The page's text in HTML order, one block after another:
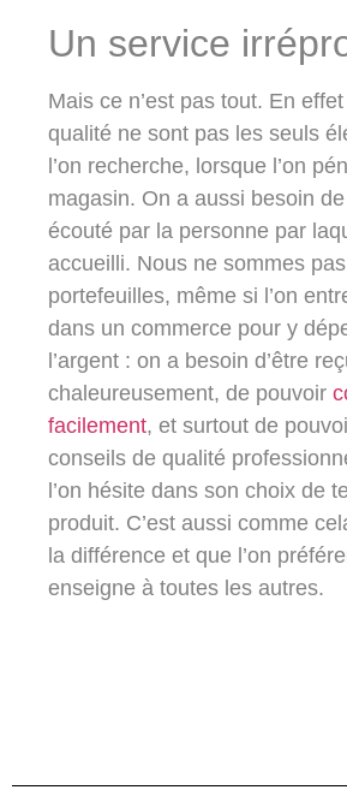
Un service
Mais ce n’est pas tout. En
qualité ne sont pas les seuls
l’on recherche, lorsque l’on
magasin. On a aussi besoin
écouté par la personne par
accueilli. Nous ne sommes
portefeuilles, même si l’on
dans un commerce pour y
l’argent : on a besoin d’être
chaleureusement, de pouvoir
facilement, et surtout de
conseils de qualité
l’on hésite dans son choix de
produit. C’est aussi comme
la différence et que l’on
enseigne à toutes les autres.